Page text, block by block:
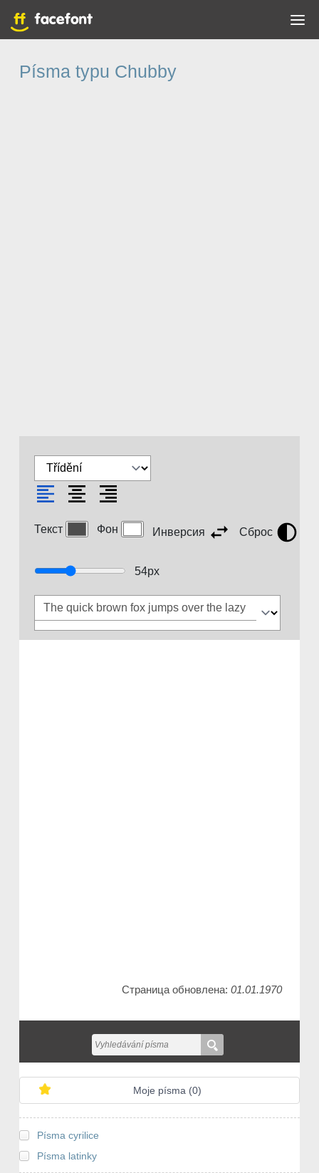
Písma typu Chubby
Текст Фон Инверсия Сброс
54px
Страница обновлена: 01.01.1970
Moje písma (0)
Písma cyrilice
Písma latinky